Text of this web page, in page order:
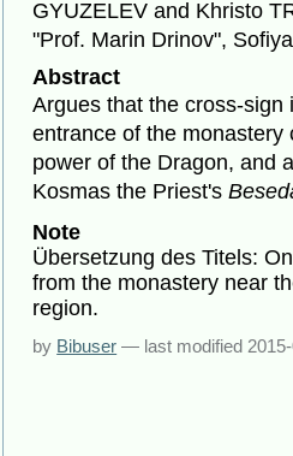
GYUZELEV and Khristo
"Prof. Marin Drinov",
Abstract
Argues that the cross-
entrance of the
power of the Dragon, and
Kosmas the Priest's
Note
Übersetzung des Titels:
from the monastery near
region.
by Bibuser — last modified